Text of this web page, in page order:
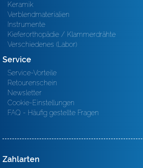
Keramik
Verblendmaterialien
Instrumente
Kieferorthopädie / Klammerdrähte
Verschiedenes (Labor)
Service
Service-Vorteile
Retourenschein
Newsletter
Cookie-Einstellungen
FAQ - Häufig gestellte Fragen
Zahlarten